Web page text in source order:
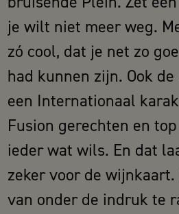
je wilt niet meer weg.
zó cool, dat je net zo
had kunnen zijn. Ook
een Internationaal
Fusion gerechten en
ieder wat wils. En dat
zeker voor de
van onder de indruk te